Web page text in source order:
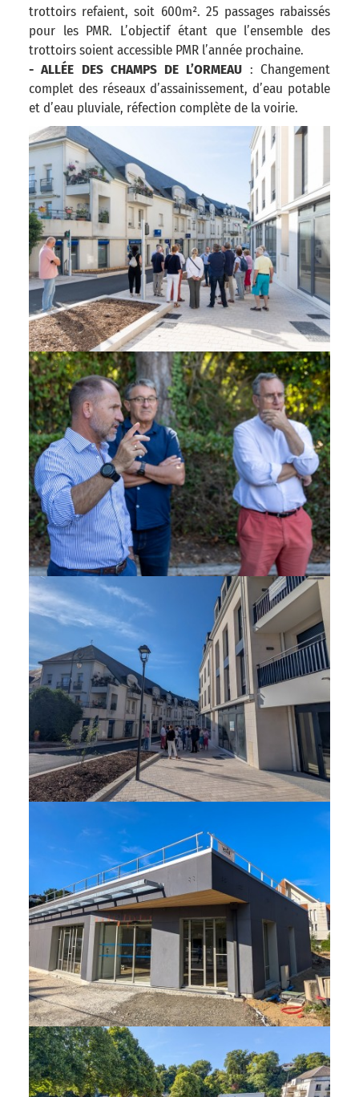
trottoirs refaient, soit 600m². 25 passages rabaissés
pour les PMR. L’objectif étant que l’ensemble des
trottoirs soient accessible PMR l’année prochaine.
- ALLÉE DES CHAMPS DE L’ORMEAU : Changement
complet des réseaux d’assainissement, d’eau potable
et d’eau pluviale, réfection complète de la voirie.